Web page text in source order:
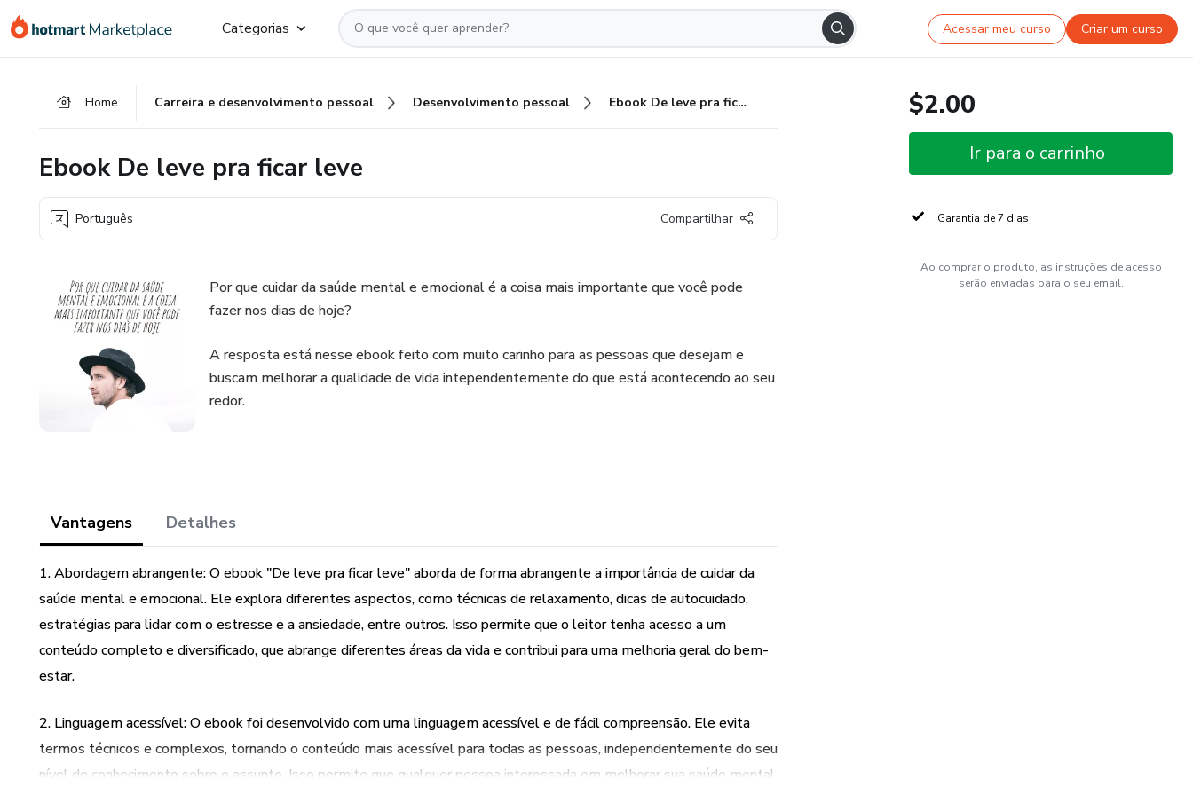
para
para
para
Categorias Acessar meu curso Criar um curso
Home Carreira e desenvolvimento pessoal Desenvolvimento pessoal Ebook De leve pra ficar leve
Ebook De leve pra ficar leve
Português Compartilhar
Por que cuidar da saúde mental e emocional é a coisa mais importante que você pode
fazer nos dias de hoje?
A resposta está nesse ebook feito com muito carinho para as pessoas que desejam e
buscam melhorar a qualidade de vida intependentemente do que está acontecendo ao seu
redor.
Vantagens Detalhes
1. Abordagem abrangente: O ebook "De leve pra ficar leve" aborda de forma abrangente a importância de cuidar da
saúde mental e emocional. Ele explora diferentes aspectos, como técnicas de relaxamento, dicas de autocuidado,
estratégias para lidar com o estresse e a ansiedade, entre outros. Isso permite que o leitor tenha acesso a um
conteúdo completo e diversificado, que abrange diferentes áreas da vida e contribui para uma melhoria geral do bem-
estar.
2. Linguagem acessível: O ebook foi desenvolvido com uma linguagem acessível e de fácil compreensão. Ele evita
termos técnicos e complexos, tornando o conteúdo mais acessível para todas as pessoas, independentemente do seu
nível de conhecimento sobre o assunto. Isso permite que qualquer pessoa interessada em melhorar sua saúde mental
$2.00
Ir para o carrinho
Garantia de 7 dias
Ao comprar o produto, as instruções de acesso
serão enviadas para o seu email.